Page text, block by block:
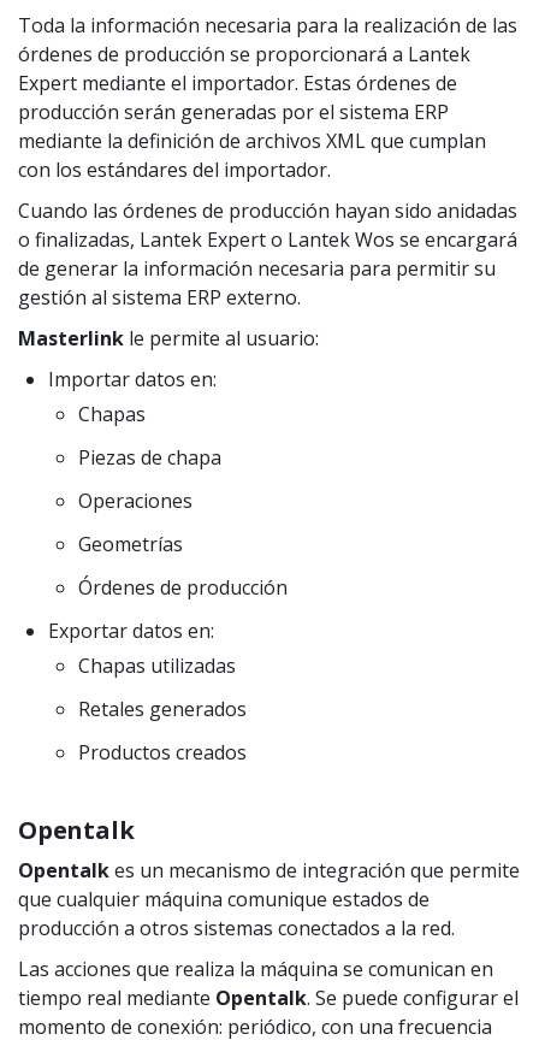
Toda la información necesaria para la realización de las
órdenes de producción se proporcionará a Lantek
Expert mediante el importador. Estas órdenes de
producción serán generadas por el sistema ERP
mediante la definición de archivos XML que cumplan
con los estándares del importador.
Cuando las órdenes de producción hayan sido anidadas
o finalizadas, Lantek Expert o Lantek Wos se encargará
de generar la información necesaria para permitir su
gestión al sistema ERP externo.
Masterlink le permite al usuario:
Importar datos en:
Chapas
Piezas de chapa
Operaciones
Geometrías
Órdenes de producción
Exportar datos en:
Chapas utilizadas
Retales generados
Productos creados
Opentalk
Opentalkes un mecanismo de integración que permite
que cualquier máquina comunique estados de
producción a otros sistemas conectados a la red.
Las acciones que realiza la máquina se comunican en
tiempo real mediante Opentalk. Se puede configurar el
momento de conexión: periódico, con una frecuencia